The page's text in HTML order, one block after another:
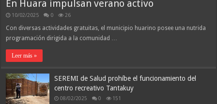
En Huara impulsan verano activo
10/02/2025 0 26
Con diversas actividades gratuitas, el municipio huarino posee una nutrida
programación dirigida a la comunidad …
Leer más »
SEREMI de Salud prohíbe el funcionamiento del
centro recreativo Tantakuy
08/02/2025 0 151